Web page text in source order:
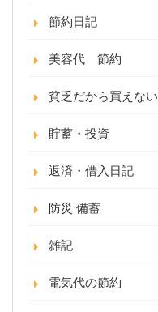
節約日記
美容代 節約
貧乏だから買えない
貯蓄・投資
返済・借入日記
防災 備蓄
雑記
電気代の節約